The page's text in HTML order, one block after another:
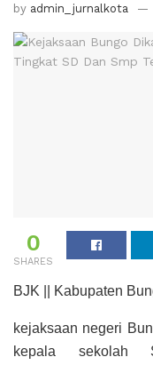
by admin_jurnalkota
0
SHARES
BJK || Kabupaten
kejaksaan negeri
kepala